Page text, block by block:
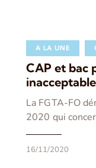
A LA UNE
CAP et bac
La FGTA-FO
2020 qui
16/11/2020